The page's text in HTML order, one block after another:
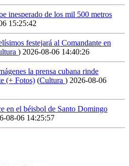
inesperado de los mil 500 metros
15:25:42
festejará al Comandante en
) 2026-08-06 14:40:26
la prensa cubana rinde
(+ Fotos) (Cultura ) 2026-08-06
en el béisbol de Santo Domingo
08-06 14:25:57